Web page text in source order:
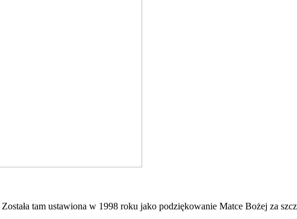
Została tam ustawiona w 1998 roku jako podziękowanie Matce Bożej za